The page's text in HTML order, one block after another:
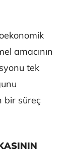
amacının
tek
bir süreç